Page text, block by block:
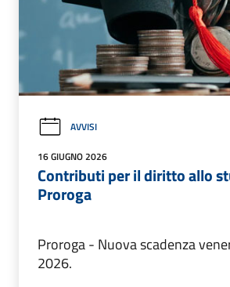
AVVISI
16 GIUGNO 2026
Contributi per il diritto allo
Proroga
Proroga - Nuova scadenza
2026.